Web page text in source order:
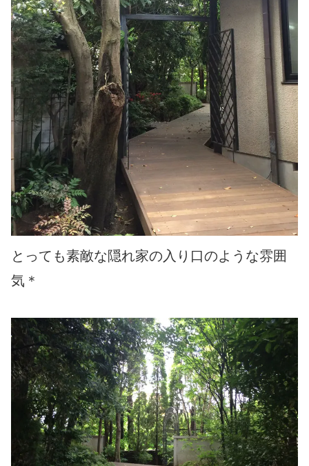
とっても素敵な隠れ家の入り口のような雰囲
気＊